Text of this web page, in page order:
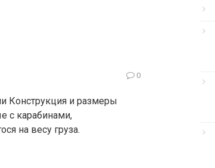
0
Конструкция и размеры
с карабинами,
на весу груза.